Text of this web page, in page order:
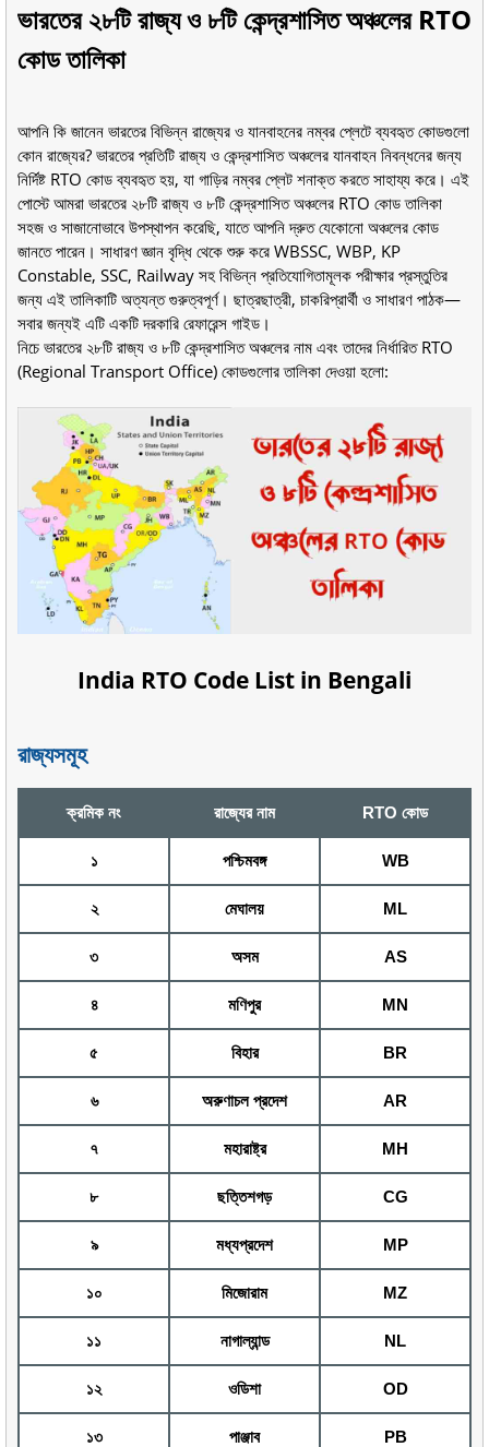
ভারতের ২৮টি রাজ্য ও ৮টি কেন্দ্রশাসিত অঞ্চলের RTO
কোড তালিকা
আপনি কি জানেন ভারতের বিভিন্ন রাজ্যের ও যানবাহনের নম্বর প্লেটে ব্যবহৃত কোডগুলো
কোন রাজ্যের? ভারতের প্রতিটি রাজ্য ও কেন্দ্রশাসিত অঞ্চলের যানবাহন নিবন্ধনের জন্য
নির্দিষ্ট RTO কোড ব্যবহৃত হয়, যা গাড়ির নম্বর প্লেট শনাক্ত করতে সাহায্য করে। এই
পোস্টে আমরা ভারতের ২৮টি রাজ্য ও ৮টি কেন্দ্রশাসিত অঞ্চলের RTO কোড তালিকা
সহজ ও সাজানোভাবে উপস্থাপন করেছি, যাতে আপনি দ্রুত যেকোনো অঞ্চলের কোড
জানতে পারেন। সাধারণ জ্ঞান বৃদ্ধি থেকে শুরু করে WBSSC, WBP, KP
Constable, SSC, Railway সহ বিভিন্ন প্রতিযোগিতামূলক পরীক্ষার প্রস্তুতির
জন্য এই তালিকাটি অত্যন্ত গুরুত্বপূর্ণ। ছাত্রছাত্রী, চাকরিপ্রার্থী ও সাধারণ পাঠক—
সবার জন্যই এটি একটি দরকারি রেফারেন্স গাইড।
নিচে ভারতের ২৮টি রাজ্য ও ৮টি কেন্দ্রশাসিত অঞ্চলের নাম এবং তাদের নির্ধারিত RTO
(Regional Transport Office) কোডগুলোর তালিকা দেওয়া হলো:
India RTO Code List in Bengali
রাজ্যসমূহ
ক্রমিক নং রাজ্যের নাম RTO কোড
১ পশ্চিমবঙ্গ WB
২ মেঘালয় ML
৩ অসম AS
৪ মণিপুর MN
৫ বিহার BR
৬ অরুণাচল প্রদেশ AR
৭ মহারাষ্ট্র MH
৮ ছত্তিশগড় CG
৯ মধ্যপ্রদেশ MP
১০ মিজোরাম MZ
১১ নাগাল্যান্ড NL
১২ ওডিশা OD
১৩ পাঞ্জাব PB